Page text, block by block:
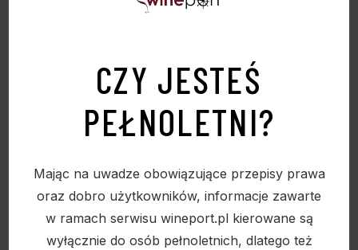
CZY JESTEŚ
PEŁNOLETNI?
Mając na uwadze obowiązujące przepisy prawa
oraz dobro użytkowników, informacje zawarte
w ramach serwisu wineport.pl kierowane są
wyłącznie do osób pełnoletnich, dlatego też